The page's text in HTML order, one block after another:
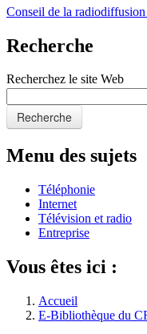
Conseil de la radiodiffusion
Recherche
Recherchez le site Web
Recherche
Menu des sujets
Téléphonie
Internet
Télévision et radio
Entreprise
Vous êtes ici :
Accueil
E-Bibliothèque du